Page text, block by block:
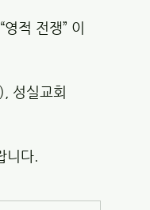
적 전쟁” 이
성실교회
니다.